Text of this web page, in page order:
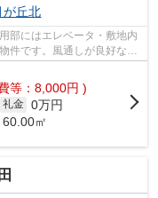
が丘北
部にはエレベータ・敷地内
件です。風通しが良好なの
等：8,000円 )
礼金 0万円
㎡